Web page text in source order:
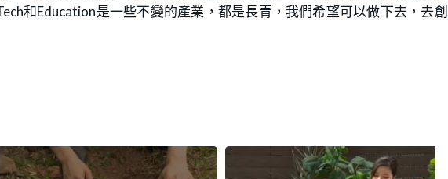
和Education是一些不變的產業，都是長青，我們希望可以做下去，去創